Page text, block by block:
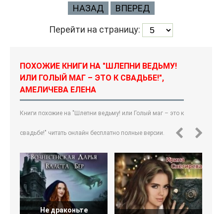
НАЗАД ВПЕРЕД
Перейти на страницу:
ПОХОЖИЕ КНИГИ НА "ШЛЕПНИ ВЕДЬМУ!
ИЛИ ГОЛЫЙ МАГ – ЭТО К СВАДЬБЕ!",
АМЕЛИЧЕВА ЕЛЕНА
Книги похожие на "Шлепни ведьму! или Голый маг – это к
свадьбе!" читать онлайн бесплатно полные версии.
Не драконьте